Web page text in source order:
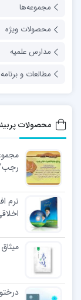
مجموعه‌ها
محصولات ویژه
مدارس علمیه
مطالعات و
محصولات
نرم